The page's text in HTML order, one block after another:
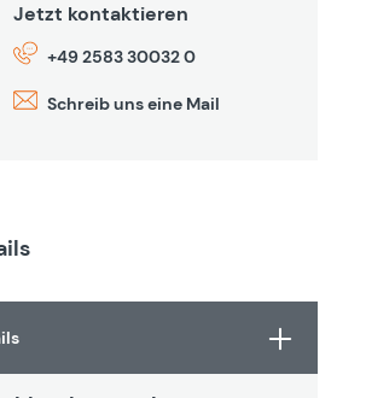
Jetzt kontaktieren
+49 2583 30032 0
Schreib uns eine Mail